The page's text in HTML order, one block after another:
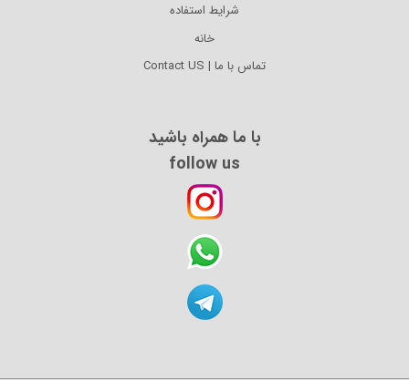
شرایط استفاده
خانه
تماس با ما | Contact US
با ما همراه باشید
follow us